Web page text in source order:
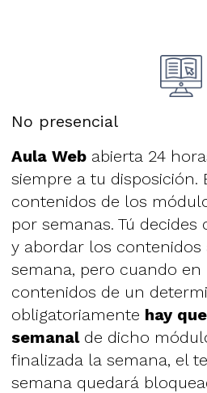
No presencial
Aula Web abierta 24
siempre a tu disposición.
contenidos de los
por semanas. Tú
y abordar los
semana, pero cuando
contenidos de un
obligatoriamente hay
semanalde dicho
finalizada la semana, el
semana quedará